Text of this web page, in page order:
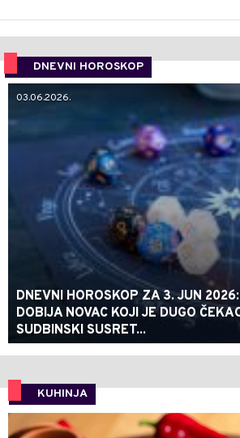
DNEVNI HOROSKOP
03.06.2026.
DNEVNI HOROSKOP ZA 3. JUN
DOBIJA NOVAC KOJI JE DUGO
SUDBINSKI SUSRET...
KUHINJA